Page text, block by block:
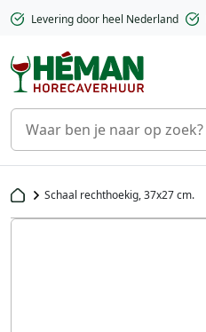
Levering door heel Nederland
Schaal rechthoekig, 37x27 cm.